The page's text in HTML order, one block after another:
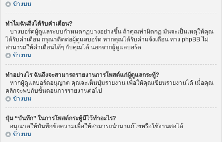
ข้างบน
ทำไมฉันถึงได้รับคำเตือน?
บางบอร์ดผู้ดูแลระบบกำหนดกฏบางอย่างขึ้น ถ้าคุณทำผิดกฏ มันจะเป็นเหตุให้คุณ
ได้รับคำเตือน กรุณาติดต่อผู้ดูแลบอร์ด หากคุณได้รับคำแจ้งเตือน ทาง phpBB ไม่
สามารถให้คำเตือนได้ๆ กับคุณได้ นอกจากผู้ดูแลบอร์ด
ข้างบน
ทำอย่างไร ฉันถึงจะสามารถรายงานการโพสต์แก่ผู้ดูแลกระทู้?
หากผู้ดูแลบอร์ดอนุญาต คุณจะเห็นปุ่มรายงาน เพื่อให้คุณเขียนรายงานได้ เมื่อคุณ
คลิกจะพบกับขั้นตอนการรายงานต่อไป
ข้างบน
ปุ่ม “บันทึก” ในการโพสต์กระทู้มีไว้ทำอะไร?
อนุณาตให้บันทึกข้อความเพื่อให้สามารถนำมาแก้ไขหรือใช้งานต่อได้
ข้างบน